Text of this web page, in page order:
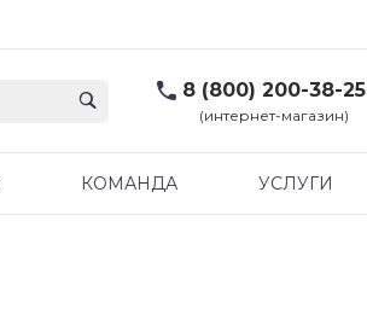
8 (800) 200-38-25
(интернет-магазин)
КОМАНДА УСЛУГИ